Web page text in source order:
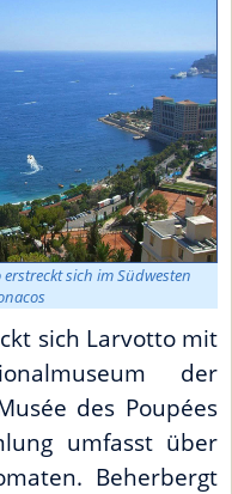
sich im Südwesten
sich Larvotto mit
der
des Poupées
umfasst über
Beherbergt